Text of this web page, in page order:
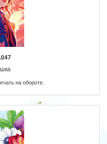
на обороте.